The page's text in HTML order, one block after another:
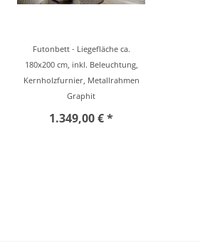
Futonbett - Liegefläche ca.
180x200 cm, inkl. Beleuchtung,
Kernholzfurnier, Metallrahmen
Graphit
1.349,00 € *